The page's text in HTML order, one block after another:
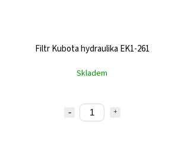
Filtr Kubota hydraulika EK1-261
Skladem